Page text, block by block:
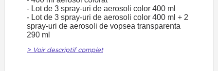
- Lot de 3 spray-uri de aerosoli color 400 ml
- Lot de 3 spray-uri de aerosoli color 400 ml + 2
spray-uri de aerosoli de vopsea transparenta
290 ml
> Voir descriptif complet